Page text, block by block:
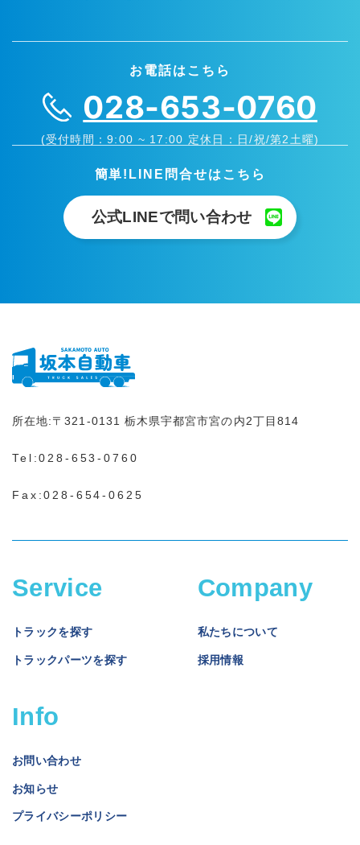
お電話はこちら
028-653-0760
(受付時間：9:00 ~ 17:00 定休日：日/祝/第2土曜)
簡単!LINE問合せはこちら
公式LINEで問い合わせ
所在地:〒321-0131 栃木県宇都宮市宮の内2丁目814
Tel:028-653-0760
Fax:028-654-0625
Service
トラックを探す
トラックパーツを探す
Company
私たちについて
採用情報
Info
お問い合わせ
お知らせ
プライバシーポリシー